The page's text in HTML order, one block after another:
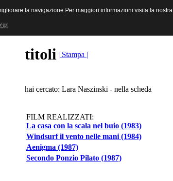
Audiovisive e Multimediali
titoli | Stampa |
hai cercato: Lara Naszinski - nella scheda
FILM REALIZZATI:
La casa con la scala nel buio (1983)
Windsurf il vento nelle mani (1984)
Aenigma (1987)
Secondo Ponzio Pilato (1987)
la navigazione Per maggiori informazioni visita la nostra
OK
la navigazione Per maggiori informazioni visita la nostra
OK